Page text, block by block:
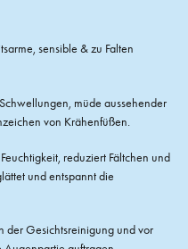
sensible & zu Falten
müde aussehender
von Krähenfüßen.
reduziert Fältchen und
und entspannt die
der Gesichtsreinigung und vor